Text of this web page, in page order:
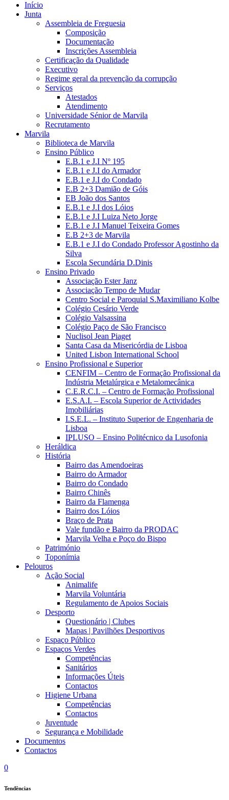
Início
Junta
Assembleia de Freguesia
Composição
Documentação
Inscrições Assembleia
Certificação da Qualidade
Executivo
Regime geral da prevenção da corrupção
Serviços
Atestados
Atendimento
Universidade Sénior de Marvila
Recrutamento
Marvila
Biblioteca de Marvila
Ensino Público
E.B.1 e J.I Nº 195
E.B.1 e J.I do Armador
E.B.1 e J.I do Condado
E.B 2+3 Damião de Góis
EB João dos Santos
E.B.1 e J.I dos Lóios
E.B.1 e J.I Luiza Neto Jorge
E.B.1 e J.I Manuel Teixeira Gomes
E.B 2+3 de Marvila
E.B.1 e J.I do Condado Professor Agostinho da
Silva
Escola Secundária D.Dinis
Ensino Privado
Associação Ester Janz
Associação Tempo de Mudar
Centro Social e Paroquial S.Maximiliano Kolbe
Colégio Cesário Verde
Colégio Valsassina
Colégio Paço de São Francisco
Nuclisol Jean Piaget
Santa Casa da Misericórdia de Lisboa
United Lisbon International School
Ensino Profissional e Superior
CENFIM – Centro de Formação Profissional da
Indústria Metalúrgica e Metalomecânica
C.E.R.C.I. – Centro de Formação Profissional
E.S.A.I. – Escola Superior de Actividades
Imobiliárias
I.S.E.L. – Instituto Superior de Engenharia de
Lisboa
IPLUSO – Ensino Politécnico da Lusofonia
Heráldica
História
Bairro das Amendoeiras
Bairro do Armador
Bairro do Condado
Bairro Chinês
Bairro da Flamenga
Bairro dos Lóios
Braço de Prata
Vale fundão e Bairro da PRODAC
Marvila Velha e Poço do Bispo
Património
Toponímia
Pelouros
Ação Social
Animalife
Marvila Voluntária
Regulamento de Apoios Sociais
Desporto
Questionário | Clubes
Mapas | Pavilhões Desportivos
Espaço Público
Espaços Verdes
Competências
Sanitários
Informações Úteis
Contactos
Higiene Urbana
Competências
Contactos
Juventude
Segurança e Mobilidade
Documentos
Contactos
0
Tendências